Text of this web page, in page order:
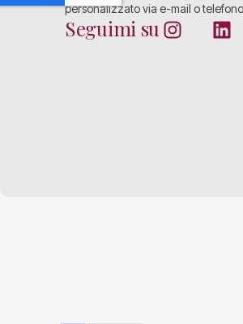
personalizzato via e-mail o
Seguimi su